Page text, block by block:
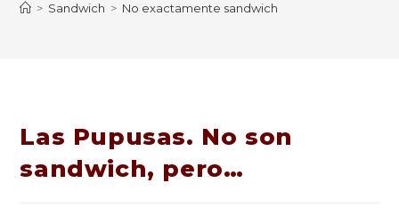
> Sandwich > No exactamente sandwich
Las Pupusas. No son
sandwich, pero…